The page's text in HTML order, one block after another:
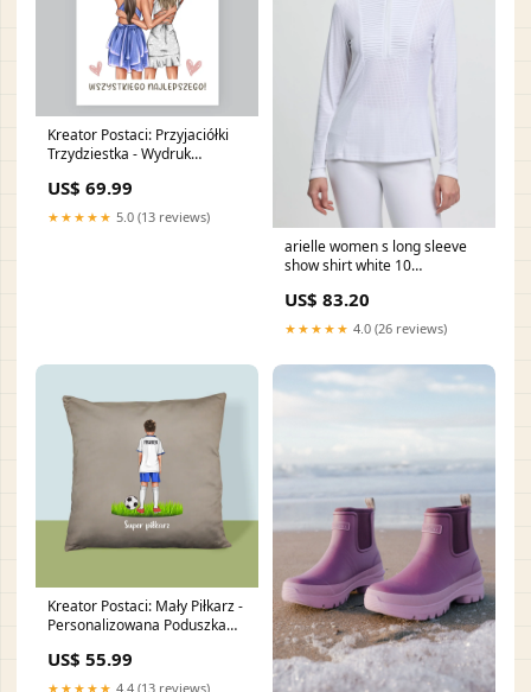
Kreator Postaci: Przyjaciółki
Trzydziestka - Wydruk
Życzeniami(ok)
US$ 69.99
★★★★★ 5.0 (13 reviews)
arielle women s long sleeve
show shirt white 10
US$ 83.20
★★★★★ 4.0 (26 reviews)
Kreator Postaci: Mały Piłkarz -
Personalizowana Poduszka
US$ 55.99
★★★★★ 4.4 (13 reviews)